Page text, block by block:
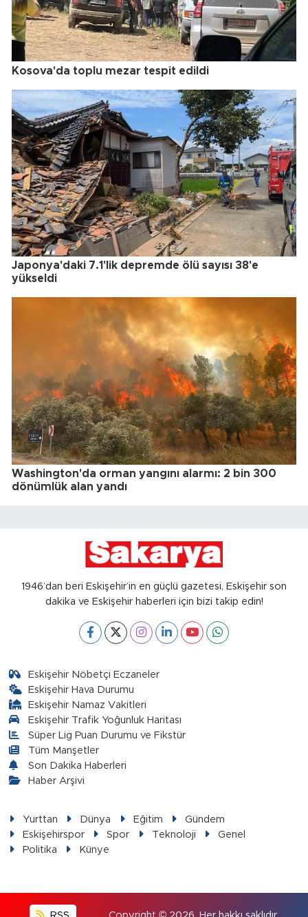
Kosova'da toplu mezar tespit edildi
Japonya'daki 7.1'lik depremde ölü sayısı 38'e
yükseldi
Washington'da orman yangını alarmı: 2 bin 300
dönümlük alan yandı
1946’dan beri Eskişehir’in en güçlü gazetesi, Eskişehir son
dakika ve Eskişehir haberleri için bizi takip edin!
Eskişehir Nöbetçi Eczaneler
Eskişehir Hava Durumu
Eskişehir Namaz Vakitleri
Eskişehir Trafik Yoğunluk Haritası
Süper Lig Puan Durumu ve Fikstür
Tüm Manşetler
Son Dakika Haberleri
Haber Arşivi
Yurttan Dünya Eğitim
Gündem
Eskişehirspor
Spor Teknoloji
Genel
Politika
Künye